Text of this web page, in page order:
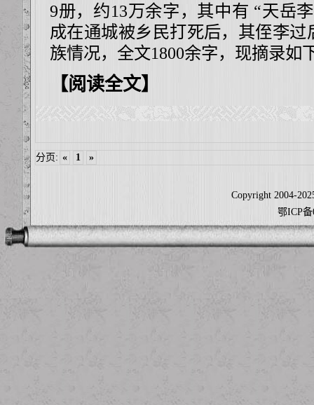
9册，约13万余字，其中有 “天岳
成在通城被乡民打死后，其侄李
族情况，全文1800余字，现摘录如
【阅读全文】
分页: « 1 »
Copyright 2004-
鄂ICP备